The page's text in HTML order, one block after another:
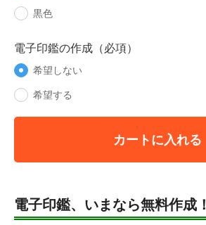
黒色
電子印鑑の作成（必項）
希望しない
希望する
カートに入れる
電子印鑑、いまなら無料作成！